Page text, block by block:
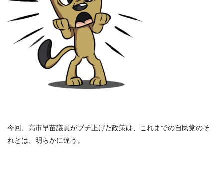
今回、高市早苗議員がブチ上げた政策は、これまでの自民党のそ
れとは、明らかに違う。